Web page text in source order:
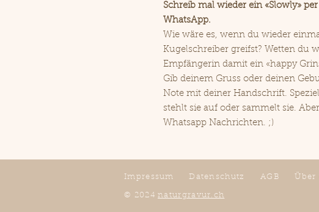
Schreib mal wieder ein «Slowly»
WhatsApp.
Wie wäre es, wenn du wieder
Kugelschreiber greifst? Wetten du
Empfängerin damit ein «happy
Gib deinem Gruss oder deinen
Note mit deiner Handschrift.
stehlt sie auf oder sammelt sie.
Whatsapp Nachrichten. ;)
Impressum Datenschutz AGB Über
© 2024naturgravur.ch